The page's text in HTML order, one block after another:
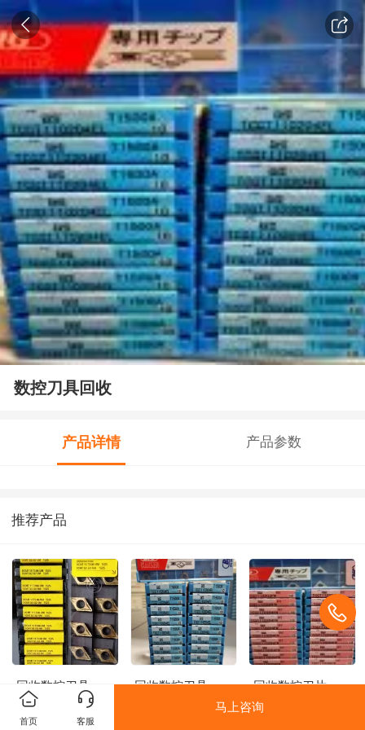
数控刀具回收
产品详情 产品参数
推荐产品
回收数控刀具 回收数控刀具 回收数控刀片
首页 客服
马上咨询